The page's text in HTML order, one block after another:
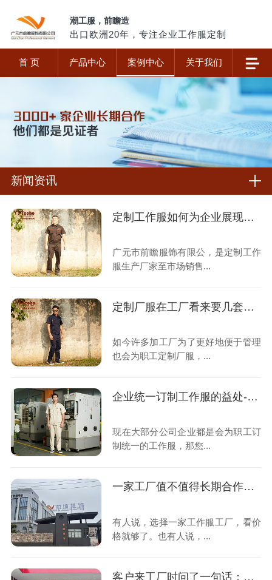
潮工服，前瞻造
出口欧洲20年，专注企业工作服定制
首 页 产品中心 案例中心 关于我们
新闻资讯
定制工作服如何为企业展现价值?
广元市前瞻服饰有限公，是定制工作
服生产厂家至市场销售...
定制厂服在工厂看来要几套合适?
如今许多加工厂为了更好地便于管理
也会为职工定制厂服，...
企业统一订制工作服的益处-前瞻服饰
现在大部分公司企业都是会为职工订
制统一的工作服，那您...
一家工厂值不值得长期合作？很多客户都会先看这件“小事”
有人说，选择一家工作服工厂，看价
格就够了。也有人说，...
客户来工厂时问了一句话：为什么你们每年都要接受第三方审核？